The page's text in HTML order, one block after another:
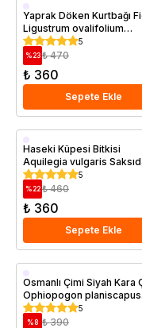
Saksıda
Yaprak Döken Kurtbağı
Ligustrum ovalifolium
California Privet Saksıda
5
%23 ₺ 470
₺ 360
Sepete Ekle
Saksıda
Haseki Küpesi Bitkisi
Aquilegia vulgaris
5
%22 ₺ 460
₺ 360
Sepete Ekle
Saksıda
Osmanlı Çimi Siyah Kara
Ophiopogon planiscapus
Nigramescens
5
% 8 ₺ 390